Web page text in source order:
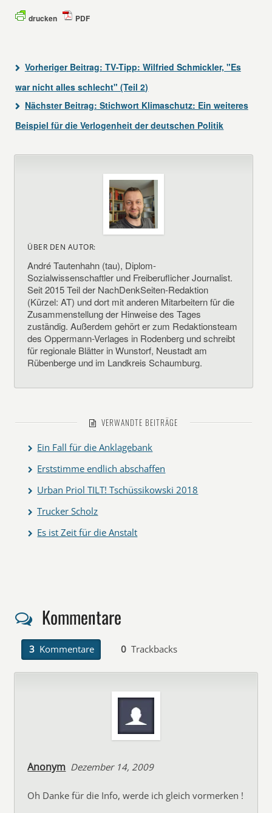
drucken PDF
Vorheriger Beitrag: TV-Tipp: Wilfried Schmickler, "Es
war nicht alles schlecht" (Teil 2)
Nächster Beitrag: Stichwort Klimaschutz: Ein weiteres
Beispiel für die Verlogenheit der deutschen Politik
ÜBER DEN AUTOR:
André Tautenhahn (tau), Diplom-
Sozialwissenschaftler und Freiberuflicher Journalist.
Seit 2015 Teil der NachDenkSeiten-Redaktion
(Kürzel: AT) und dort mit anderen Mitarbeitern für die
Zusammenstellung der Hinweise des Tages
zuständig. Außerdem gehört er zum Redaktionsteam
des Oppermann-Verlages in Rodenberg und schreibt
für regionale Blätter in Wunstorf, Neustadt am
Rübenberge und im Landkreis Schaumburg.
VERWANDTE BEITRÄGE
Ein Fall für die Anklagebank
Erststimme endlich abschaffen
Urban Priol TILT! Tschüssikowski 2018
Trucker Scholz
Es ist Zeit für die Anstalt
Kommentare
3 Kommentare 0 Trackbacks
Anonym Dezember 14, 2009
Oh Danke für die Info, werde ich gleich vormerken !